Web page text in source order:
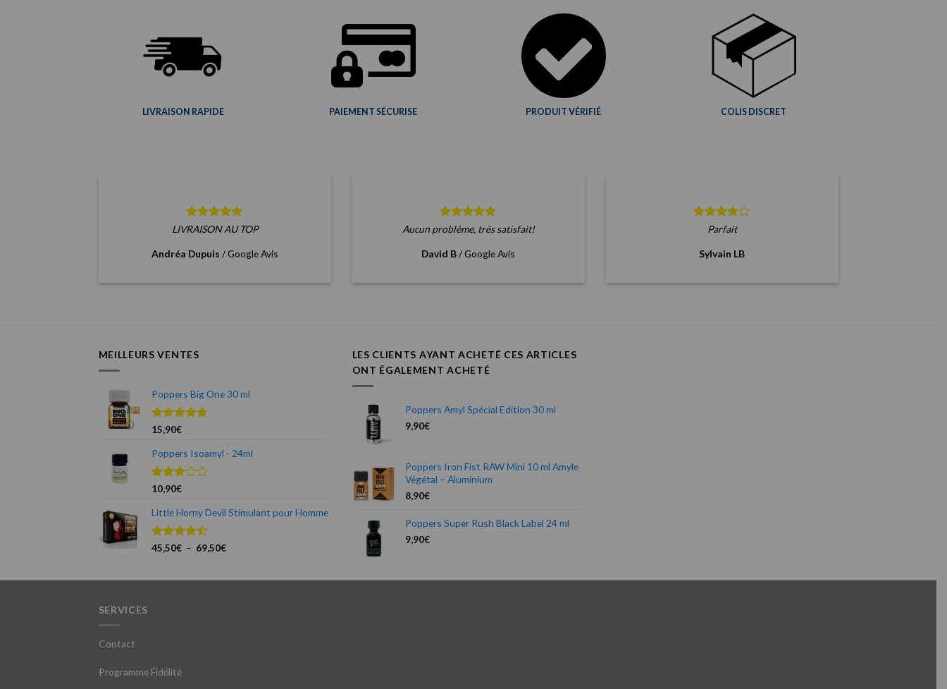
Les
options
peuvent
être
la
page
LIVRAISON RAPIDE PAIEMENT SÉCURISE PRODUIT VÉRIFIÉ COLIS DISCRET
LIVRAISON AU TOP
Andréa Dupuis /Google Avis
Aucun problème, très satisfait!
David B/Google Avis
Parfait
Sylvain LB
MEILLEURS VENTES
Poppers Big One 30 ml
Note4.75
15,90€
Poppers Isoamyl - 24ml
Note
sur 5
10,90€
Little Horny Devil Stimulant pour Homme
Note4.50
45,50€ – 69,50€Plage
LES CLIENTS AYANT ACHETÉ CES ARTICLES
ONT ÉGALEMENT ACHETÉ
Poppers Amyl Spécial Edition 30 ml
9,90€
Poppers Iron Fist RAW Mini 10 ml Amyle
Végétal – Aluminium
8,90€
Poppers Super Rush Black Label 24 ml
9,90€
SERVICES
Contact
Programme Fidélité